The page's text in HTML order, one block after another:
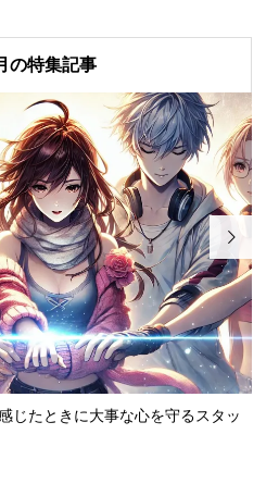
の特集記事
な心を守るスタッ
４月４日「しあわ
[ 季節と行事 ]
